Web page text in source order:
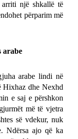
një shkallë të
përparim më
arabe
arabe lindi në
Hixhaz dhe Nexhd
e saj e përshkon
më të vjetra
së vdekur, nuk
Ndërsa ajo që ka